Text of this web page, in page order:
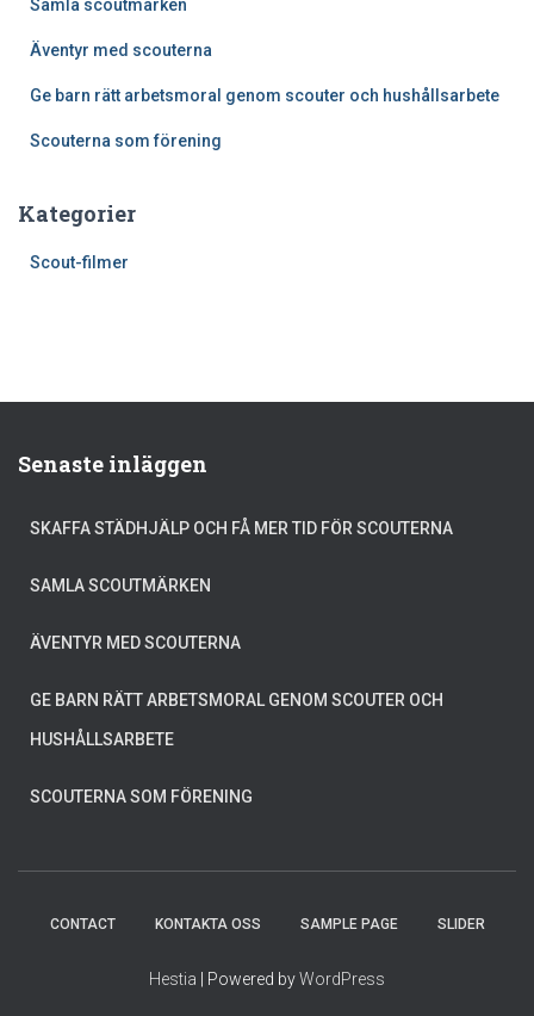
Samla scoutmärken
Äventyr med scouterna
Ge barn rätt arbetsmoral genom scouter och hushållsarbete
Scouterna som förening
Kategorier
Scout-filmer
Senaste inläggen
SKAFFA STÄDHJÄLP OCH FÅ MER TID FÖR SCOUTERNA
SAMLA SCOUTMÄRKEN
ÄVENTYR MED SCOUTERNA
GE BARN RÄTT ARBETSMORAL GENOM SCOUTER OCH
HUSHÅLLSARBETE
SCOUTERNA SOM FÖRENING
CONTACT KONTAKTA OSS SAMPLE PAGE SLIDER
Hestia | Powered byWordPress